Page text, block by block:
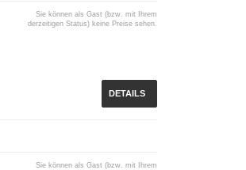
Sie können als Gast (bzw. mit Ihrem
derzeitigen Status) keine Preise sehen.
DETAILS
Sie können als Gast (bzw. mit Ihrem